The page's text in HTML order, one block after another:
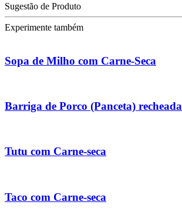
Sugestão de Produto
Experimente também
Sopa de Milho com Carne-Seca
Barriga de Porco (Panceta) recheada
Tutu com Carne-seca
Taco com Carne-seca